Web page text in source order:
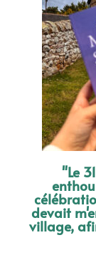
"Le
devait
village,